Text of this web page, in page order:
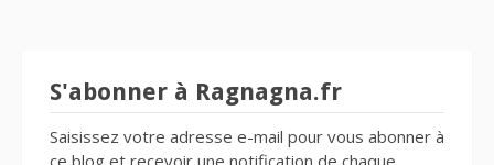
S'abonner à Ragnagna.fr
Saisissez votre adresse e-mail pour vous abonner à
ce blog et recevoir une notification de chaque